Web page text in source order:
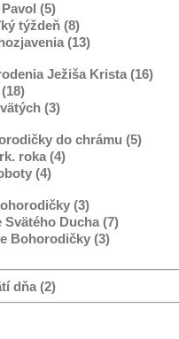
(5)
týždeň (8)
(13)
Ježiša Krista (16)
(3)
do chrámu (5)
roka (4)
(4)
(3)
Svätého Ducha (7)
Bohorodičky (3)
dňa (2)